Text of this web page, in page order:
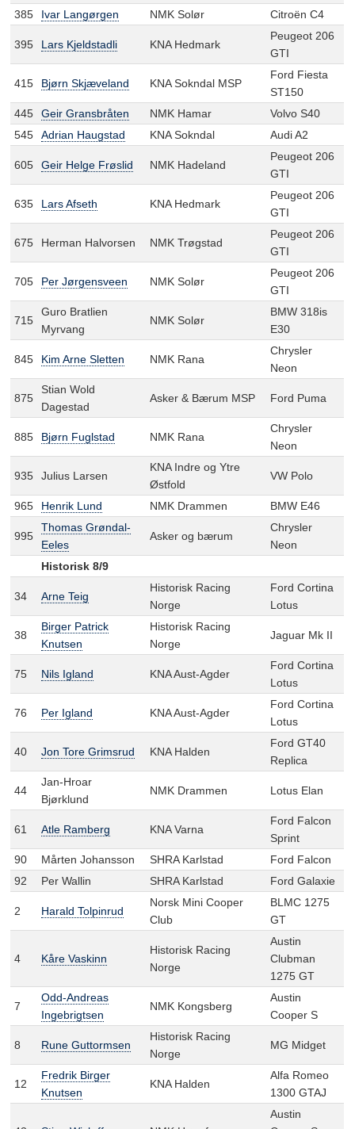
385 Ivar Langørgen NMK Solør Citroën C4
395 Lars Kjeldstadli KNA Hedmark
Peugeot 206
GTI
415 Bjørn Skjæveland KNA Sokndal MSP
Ford Fiesta
ST150
445
Geir Gransbråten NMK Hamar
Volvo S40
545
Adrian Haugstad KNA Sokndal Audi A2
605 Geir Helge Frøslid NMK Hadeland
Peugeot 206
GTI
635 Lars Afseth KNA Hedmark
Peugeot 206
GTI
675 Herman Halvorsen NMK Trøgstad
Peugeot 206
GTI
705 Per Jørgensveen NMK Solør
Peugeot 206
GTI
715
Guro Bratlien
Myrvang
NMK Solør
BMW 318is
E30
845 Kim Arne Sletten NMK Rana
Chrysler
Neon
875
Stian Wold
Dagestad
Asker & Bærum MSP Ford Puma
885 Bjørn Fuglstad NMK Rana
Chrysler
Neon
935 Julius Larsen
KNA Indre og Ytre
Østfold
VW Polo
965 Henrik Lund NMK Drammen BMW E46
995
Thomas Grøndal-
Eeles
Asker og bærum
Chrysler
Neon
Historisk 8/9
34 Arne Teig
Historisk Racing
Norge
Ford Cortina
Lotus
38
Birger Patrick
Knutsen
Historisk Racing
Norge
Jaguar Mk II
75 Nils Igland KNA Aust-Agder
Ford Cortina
Lotus
76 Per Igland KNA Aust-Agder
Ford Cortina
Lotus
40 Jon Tore Grimsrud KNA Halden
Ford GT40
Replica
44
Jan-Hroar
Bjørklund
NMK Drammen Lotus Elan
61 Atle Ramberg KNA Varna
Ford Falcon
Sprint
90
Mårten Johansson SHRA Karlstad
Ford Falcon
92
Per Wallin SHRA Karlstad Ford Galaxie
2 Harald Tolpinrud
Norsk Mini Cooper
Club
BLMC 1275
GT
4 Kåre Vaskinn
Historisk Racing
Norge
Austin
Clubman
1275 GT
7
Odd-Andreas
Ingebrigtsen
NMK Kongsberg
Austin
Cooper S
8 Rune Guttormsen
Historisk Racing
Norge
MG Midget
12
Fredrik Birger
Knutsen
KNA Halden
Alfa Romeo
1300 GTAJ
Austin